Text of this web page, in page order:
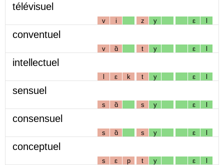
télévisuel
v i z y ɛ l
conventuel
v ɑ̃ t y ɛ l
intellectuel
l ɛ k t y ɛ l
sensuel
s ɑ̃ s y ɛ l
consensuel
s ɑ̃ s y ɛ l
conceptuel
s ɛ p t y ɛ l